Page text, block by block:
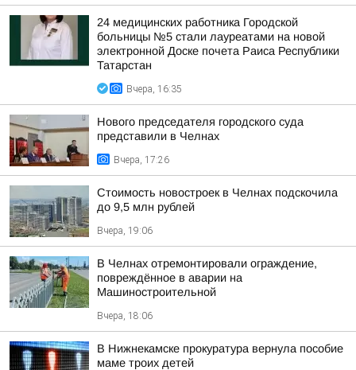
24 медицинских работника Городской
больницы №5 стали лауреатами на новой
электронной Доске почета Раиса Республики
Татарстан
Вчера, 16:35
Нового председателя городского суда
представили в Челнах
Вчера, 17:26
Стоимость новостроек в Челнах подскочила
до 9,5 млн рублей
Вчера, 19:06
В Челнах отремонтировали ограждение,
повреждённое в аварии на
Машиностроительной
Вчера, 18:06
В Нижнекамске прокуратура вернула пособие
маме троих детей